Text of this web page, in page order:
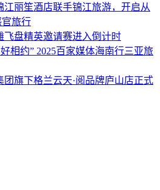
江丽笙酒店联手锦江旅游，开启从
官旅行
飞盘精英邀请赛进入倒计时
好相约” 2025百家媒体海南行三亚旅
团旗下格兰云天·阅品牌庐山店正式